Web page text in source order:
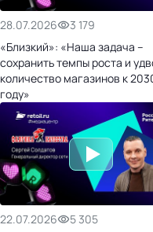
28.07.2026
3 179
«Близкий»: «Наша задача –
сохранить темпы роста и
количество магазинов к
году»
22.07.2026
5 305